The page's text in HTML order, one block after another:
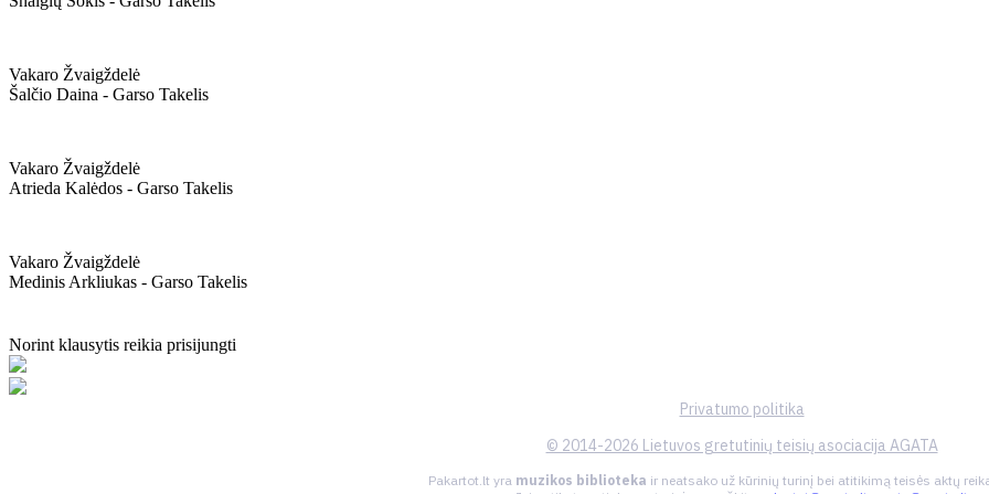
Vakaro Žvaigždelė
Šalčio Daina - Garso Takelis
Vakaro Žvaigždelė
Atrieda Kalėdos - Garso Takelis
Vakaro Žvaigždelė
Medinis Arkliukas - Garso Takelis
Norint klausytis reikia prisijungti
Privatumo politika
© 2014-2026 Lietuvos gretutinių teisių asociacija AGATA
Pakartot.lt yra muzikos biblioteka ir neatsako už kūrinių turinį bei atitikimą teisės aktų